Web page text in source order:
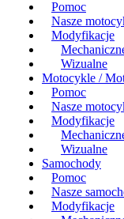
Pomoc
Nasze
Modyfikacje
Wizualne
Motocykle /
Pomoc
Nasze
Modyfikacje
Wizualne
Samochody
Pomoc
Nasze
Modyfikacje